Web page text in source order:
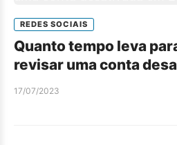
REDES SOCIAIS
Quanto tempo leva
revisar uma conta
17/07/2023